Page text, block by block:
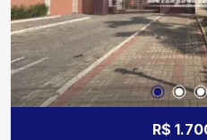
serviços Região com grande circulação de
pessoas e excelente
público Localização
que buscam visibilidade,
de deslocamento
R$